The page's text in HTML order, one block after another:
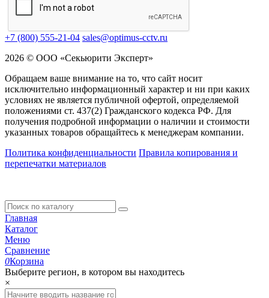
+7 (800) 555-21-04 sales@optimus-cctv.ru
2026 © ООО «Секьюрити Эксперт»
Обращаем ваше внимание на то, что сайт носит
исключительно информационный характер и ни при каких
условиях не является публичной офертой, определяемой
положениями ст. 437(2) Гражданского кодекса РФ. Для
получения подробной информации о наличии и стоимости
указанных товаров обращайтесь к менеджерам компании.
Политика конфиденциальности Правила копирования и
перепечатки материалов
Главная
Каталог
Меню
Сравнение
0Корзина
Выберите регион, в котором вы находитесь
×